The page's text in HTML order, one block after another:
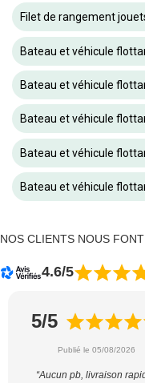
Filet de rangement
Bateau et véhicule
Bateau et véhicule
Bateau et véhicule
Bateau et véhicule
Bateau et véhicule
NOS CLIENTS NOUS
4.6/5
5/5
Publié le 05/08/2026
“Aucun pb, livraison